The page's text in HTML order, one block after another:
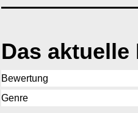
Das aktuelle